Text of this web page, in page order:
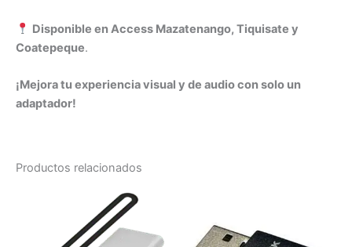
Disponible en Access Mazatenango, Tiquisate y
Coatepeque.
¡Mejora tu experiencia visual y de audio con solo un
adaptador!
Productos relacionados